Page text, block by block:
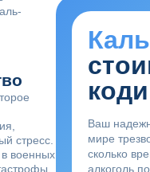
стресс.
в военных
Ваш
мире
сколько
алкоголь